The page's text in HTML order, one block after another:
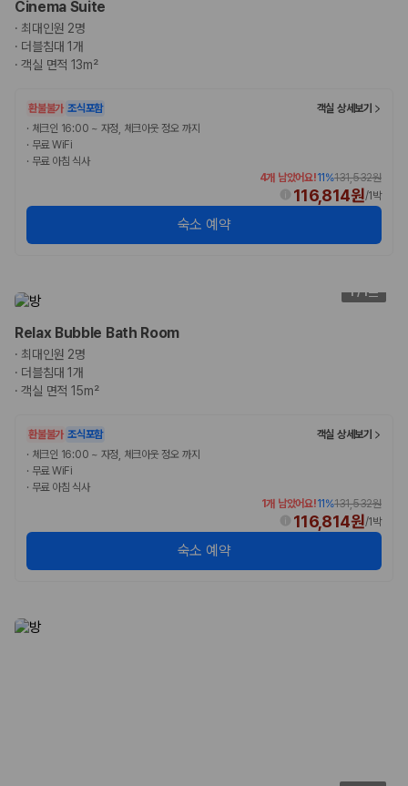
험 조건을 함께 확인해야 합니다.
제주렌트카 보험까지 비교해야 진짜 가격비교입
동일한 차량이라도 보험 조건에 따라 실제 부담 금액이 달라질 수 있습니
다. 카모아는 제주 렌트카 가격뿐 아니라 일반자차, 완전자차, 슈퍼자차 조
건을 함께 확인할 수 있도록 돕습니다.
사고 발생 시 일정 금액의 면책금이 발생할 수 있습니다.
완전자차:보상 한도 내에서 면책금 부담이 줄어드는 보험 조건입니
슈퍼자차:더 높은 보장 조건을 원하는 사용자에게 적합합니다.
격비교 플랫폼입니다.
누적 이용 고객수
20,871,562
예약 가능 차량
67,123대
전국 렌트카 지점
1,829개
제주렌트카 가격비교 자주 묻는 질문
Q. 제주렌트카 가격비교는 카모아에서 어떻게 하나요?
Q. 제주 렌트카 최저가는 무엇을 기준으로 비교해야 하나요?
Cinema Suite
· 최대인원 2명
· 더블침대 1개
·객실 면적 13m²
환불불가 조식포함
객실 상세보기
· 체크인 16:00 ~ 자정, 체크아웃 정오 까지
· 무료 WiFi
· 무료 아침 식사
4개 남았어요!11%131,532원
116,814원/1박
숙소 예약
1/1
Relax Bubble Bath Room
· 최대인원 2명
· 더블침대 1개
·객실 면적 15m²
환불불가 조식포함
객실 상세보기
· 체크인 16:00 ~ 자정, 체크아웃 정오 까지
· 무료 WiFi
· 무료 아침 식사
1개 남았어요!11%131,532원
116,814원/1박
숙소 예약